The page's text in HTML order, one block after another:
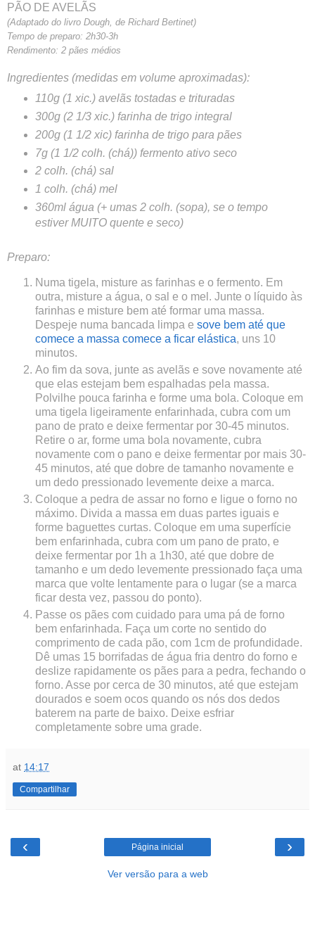
PÃO DE AVELÃS
(Adaptado do livro Dough, de Richard Bertinet)
Tempo de preparo: 2h30-3h
Rendimento: 2 pães médios
Ingredientes (medidas em volume aproximadas):
110g (1 xic.) avelãs tostadas e trituradas
300g (2 1/3 xic.) farinha de trigo integral
200g (1 1/2 xic) farinha de trigo para pães
7g (1 1/2 colh. (chá)) fermento ativo seco
2 colh. (chá) sal
1 colh. (chá) mel
360ml água (+ umas 2 colh. (sopa), se o tempo
estiver MUITO quente e seco)
Preparo:
Numa tigela, misture as farinhas e o fermento. Em
outra, misture a água, o sal e o mel. Junte o líquido às
farinhas e misture bem até formar uma massa.
Despeje numa bancada limpa e sove bem até que
comece a massa comece a ficar elástica, uns 10
minutos.
Ao fim da sova, junte as avelãs e sove novamente até
que elas estejam bem espalhadas pela massa.
Polvilhe pouca farinha e forme uma bola. Coloque em
uma tigela ligeiramente enfarinhada, cubra com um
pano de prato e deixe fermentar por 30-45 minutos.
Retire o ar, forme uma bola novamente, cubra
novamente com o pano e deixe fermentar por mais 30-
45 minutos, até que dobre de tamanho novamente e
um dedo pressionado levemente deixe a marca.
Coloque a pedra de assar no forno e ligue o forno no
máximo. Divida a massa em duas partes iguais e
forme baguettes curtas. Coloque em uma superfície
bem enfarinhada, cubra com um pano de prato, e
deixe fermentar por 1h a 1h30, até que dobre de
tamanho e um dedo levemente pressionado faça uma
marca que volte lentamente para o lugar (se a marca
ficar desta vez, passou do ponto).
Passe os pães com cuidado para uma pá de forno
bem enfarinhada. Faça um corte no sentido do
comprimento de cada pão, com 1cm de profundidade.
Dê umas 15 borrifadas de água fria dentro do forno e
deslize rapidamente os pães para a pedra, fechando o
forno. Asse por cerca de 30 minutos, até que estejam
dourados e soem ocos quando os nós dos dedos
baterem na parte de baixo. Deixe esfriar
completamente sobre uma grade.
at 14:17
Compartilhar
‹ ›
Página inicial
Ver versão para a web